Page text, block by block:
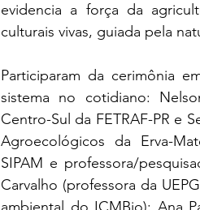
evidencia a força da
culturais vivas, guiada pela
Participaram da cerimônia
sistema no cotidiano:
Centro-Sul da FETRAF-PR e
Agroecológicos da Erva-
SIPAM e professora/
Carvalho (professora da